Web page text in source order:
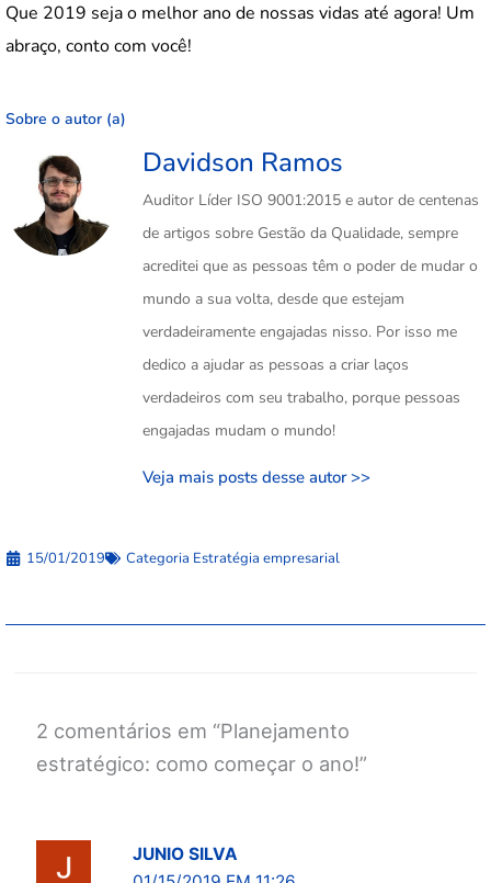
Que 2019 seja o melhor ano de nossas vidas até agora! Um
abraço, conto com você!
Sobre o autor (a)
Davidson Ramos
Auditor Líder ISO 9001:2015 e autor de centenas
de artigos sobre Gestão da Qualidade, sempre
acreditei que as pessoas têm o poder de mudar o
mundo a sua volta, desde que estejam
verdadeiramente engajadas nisso. Por isso me
dedico a ajudar as pessoas a criar laços
verdadeiros com seu trabalho, porque pessoas
engajadas mudam o mundo!
Veja mais posts desse autor >>
15/01/2019 Categoria Estratégia empresarial
2 comentários em “Planejamento
estratégico: como começar o ano!”
JUNIO SILVA